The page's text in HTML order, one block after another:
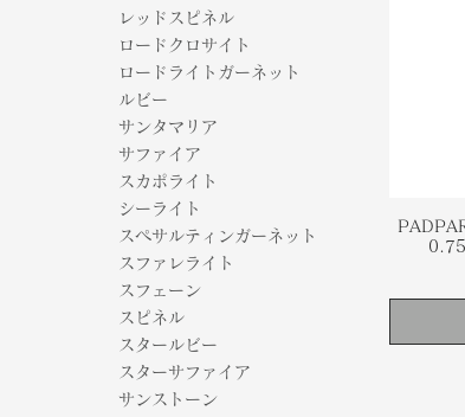
レッドスピネル
ロードクロサイト
ロードライトガーネット
ルビー
サンタマリア
サファイア
スカポライト
シーライト
スペサルティンガーネット
スファレライト
スフェーン
スピネル
スタールビー
スターサファイア
サンストーン